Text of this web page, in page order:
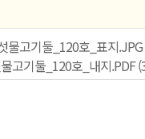
물고기둘_120호_표지
고기둘_120호_내지.PDF